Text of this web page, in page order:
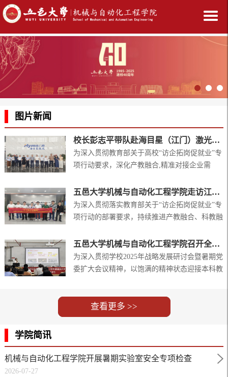
图片新闻
校长彭志平带队赴海目星（江门）激光智能装备有限公司开展访企拓岗及校企合作交流
为深入贯彻教育部关于高校“访企拓岗促就业”专
项行动要求，深化产教融合,精准对接企业需
委副书记、校长彭志平带队赴海目星(江门)激光
智能装备有限公司开展访企拓岗及校企合作交
流。 座谈会上，彭志平围绕科研团队、课程改
院科研团队与企业协同优势，将学校的资源禀赋
五邑大学机械与自动化工程学院走访江门同川谐波传动有限公司
为深入贯彻落实教育部关于“访企拓岗促就业”专
项行动的部署要求，持续推进产教融合、科教融
业需求精准对接，五邑大学机械与自动化工程学
院党委书记易正强、副院长梁淑芬于3月19日带
队走访江门同川谐波传动有限公司，开展实地调
围绕技术研发、产能扩建、产品生产、应用市
场、人才需求等方面展开详细介绍，...
五邑大学机械与自动化工程学院召开全院教职工大会
为深入贯彻学校2025年战略发展研讨会暨暑期党
委扩大会议精神，以饱满的精神状态迎接本科教
山商会大楼605室召开全院教职工大会，大会由
学院党委书记易正强主持。会上，梁淑芬副院长
署。同时重点围绕教师教学规范、学生课堂纪律
查看更多 >>
学院简讯
机械与自动化工程学院开展暑期实验室安全专项检查
2026-07-27